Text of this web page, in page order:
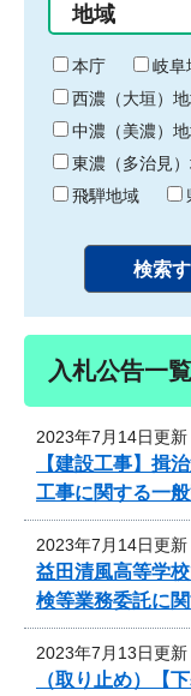
り
終
わ
り
地域
本庁
岐阜
西濃（大垣）
中濃（美濃）
東濃（多治見
飛騨地域
入札公告一覧
2023年7月14日更新
【建設工事】揖
工事に関する一
2023年7月14日更新
益田清風高等学
検等業務委託に
2023年7月13日更新
（取り止め）【